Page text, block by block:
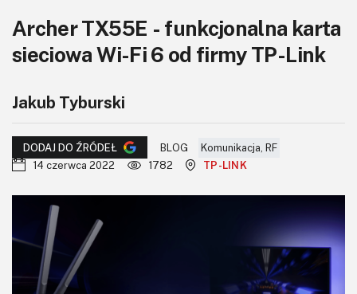
Kursy
DIY+
Czytelnia
Dla Ciebie
Kontakt
Newsletter
Archer TX55E - funkcjonalna karta
sieciowa Wi-Fi 6 od firmy TP-Link
Jakub Tyburski
DODAJ DO ŹRÓDEŁ BLOG
Komunikacja, RF
14 czerwca 2022
1782 TP-LINK